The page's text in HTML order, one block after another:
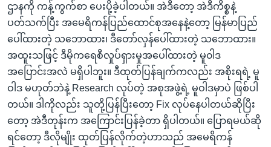
ဌာနကို ကန့်ကွက်စာ ‌ပေးပို့ခဲ့ပါတယ်။ အဲဒီတော့ အဲဒီကိစ္စနဲ့
ပတ်သက်ပြီး အ‌မေရိကန်ပြည်ထောင်စုအနေနဲ့တော့ မြန်မာပြည်
ပေါ်ထားတဲ့ သဘောထား၊ ဒီ‌‌တော်လှန်‌ပေါ်ထားတဲ့ သဘောထား။
အထူးသဖြင့် ဒီမိုက‌ရေစီလှုပ်ရှားမှုအ‌ပေါ်ထားတဲ့ မူ၀ါဒ
အပြောင်းအလဲ မရှိပါဘူး။ ဒီထုတ်ပြန်ချက်ကလည်း အစိုးရရဲ့ မူ
ဝါဒ မဟုတ်ဘဲနဲ့ Research လုပ်တဲ့ အစုအဖွဲ့ရဲ့ မူဝါဒမှာပဲ ဖြစ်ပါ
တယ်။ ဒါကိုလည်း သူတို့ပြန်ပြီး‌‌တော့ Fix လုပ်နေပါတယ်ဆိုပြီး
တော့ အဲဒီတုန်းက အကြောင်းပြန်ခဲ့တာ ရှိပါတယ်။ ‌ပြောရမယ်ဆို
ရင်တော့ ဒီလိုမျိုး ထုတ်ပြန်လိုက်တဲ့ဟာသည် အမေရိကန်